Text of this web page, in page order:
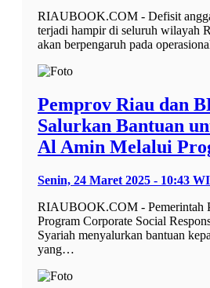
RIAUBOOK.COM - Defisit
terjadi hampir di seluruh wilayah
akan berpengaruh pada
Pemprov Riau dan
Salurkan Bantuan
Al Amin Melalui
Senin, 24 Maret 2025 - 10:43
RIAUBOOK.COM - Pemerintah
Program Corporate Social
Syariah menyalurkan bantuan
yang…